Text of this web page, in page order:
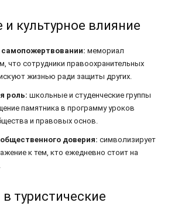
культурное влияние
мемориал
что сотрудники правоохранительных
жизнью ради защиты других.
роль: школьные и студенческие группы
памятника в программу уроков
и правовых основ.
доверия: символизирует
к тем, кто ежедневно стоит на
туристические